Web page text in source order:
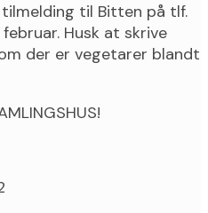
til Bitten på tlf.
Husk at skrive
der er vegetarer blandt